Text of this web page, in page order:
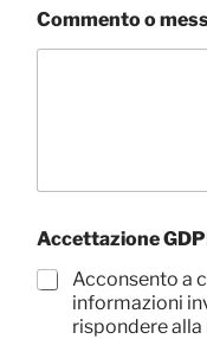
Commento o
g
g
e
Accettazione
Acconsento a
informazioni
rispondere